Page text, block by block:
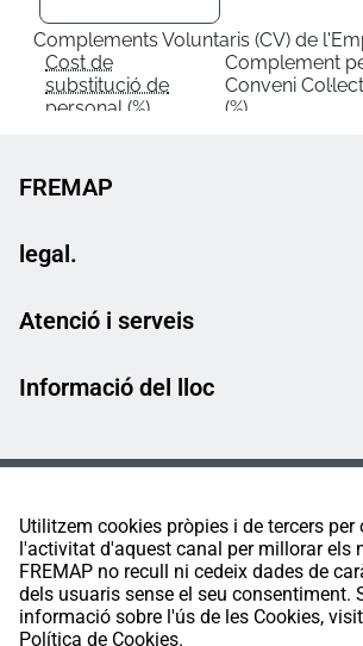
Utilitzem cookies pròpies i de tercers per
l'activitat d'aquest canal per millorar els
FREMAP no recull ni cedeix dades de
dels usuaris sense el seu consentiment.
informació sobre l'ús de les Cookies,
Política de Cookies.
FREMAP
legal.
Atenció i serveis
Informació del lloc